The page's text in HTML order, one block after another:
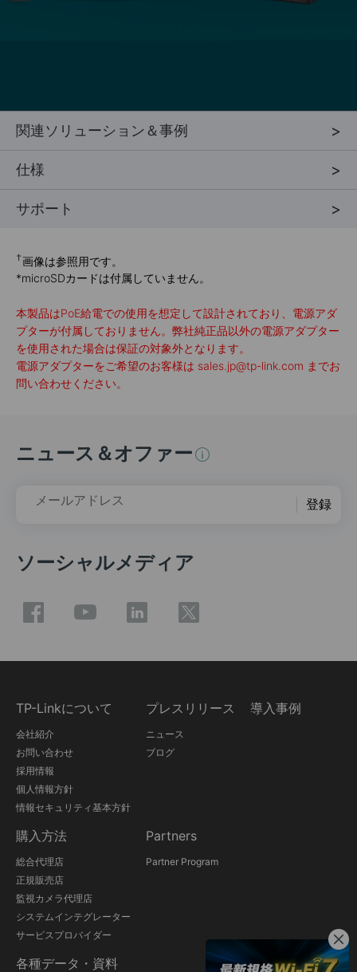
関連ソリューション＆事例
仕様
サポート
†画像は参照用です。
*microSDカードは付属していません。
本製品はPoE給電での使用を想定して設計されており、電源アダ
プターが付属しておりません。弊社純正品以外の電源アダプター
を使用された場合は保証の対象外となります。
電源アダプターをご希望のお客様は sales.jp@tp-link.com までお
問い合わせください。
ニュース＆オファー
メールアドレス 登録
ソーシャルメディア
TP-Linkについて
会社紹介
お問い合わせ
採用情報
個人情報方針
情報セキュリティ基本方針
プレスリリース
ニュース
ブログ
導入事例
購入方法
総合代理店
正規販売店
監視カメラ代理店
システムインテグレーター
サービスプロバイダー
Partners
Partner Program
各種データ・資料